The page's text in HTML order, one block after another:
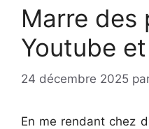
Marre des
Youtube
24 décembre 2025
En me rendant chez